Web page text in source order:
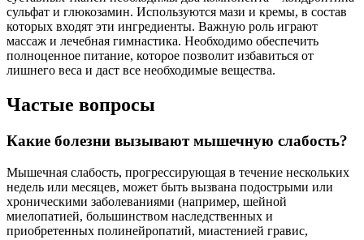
сульфат и глюкозамин. Используются мази и кремы, в состав
которых входят эти ингредиенты. Важную роль играют
массаж и лечебная гимнастика. Необходимо обеспечить
полноценное питание, которое позволит избавиться от
лишнего веса и даст все необходимые вещества.
Частые вопросы
Какие болезни вызывают мышечную слабость?
Мышечная слабость, прогрессирующая в течение нескольких
недель или месяцев, может быть вызвана подострыми или
хроническими заболеваниями (например, шейной
миелопатией, большинством наследственных и
приобретенных полинейропатий, миастенией гравис,